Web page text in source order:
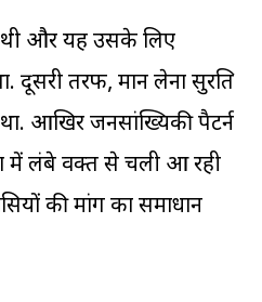
और यह उसके लिए
दूसरी तरफ, मान लेना सुरक्षित
आखिर जनसांख्यिकी पैटर्न
में लंबे वक्त से चली आ रही
की मांग का समाधान